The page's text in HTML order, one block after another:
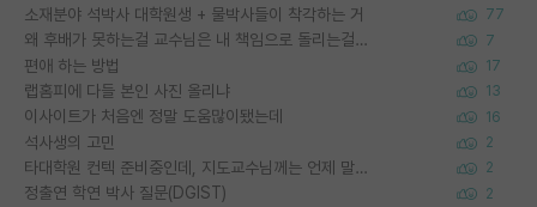
소재분야 석박사 대학원생 + 물박사들이 착각하는 거 77
왜 후배가 못하는걸 교수님은 내 책임으로 돌리는걸까요? 7
편애 하는 방법 17
랩홈피에 다들 본인 사진 올리냐 13
이사이트가 처음엔 정말 도움많이됐는데 16
석사생의 고민 2
타대학원 컨텍 준비중인데, 지도교수님께는 언제 말씀드려야 할까요? 2
정출연 학연 박사 질문(DGIST) 2